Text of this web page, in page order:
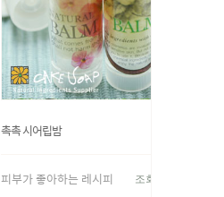
촉촉 시어립밤
피부가 좋아하는 레시피 조회수 43446